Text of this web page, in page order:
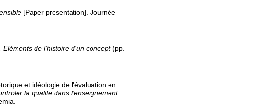
[Paper presentation]. Journée
Eléments de l'histoire d'un concept(pp.
et idéologie de l'évaluation en
la qualité dans l'enseignement